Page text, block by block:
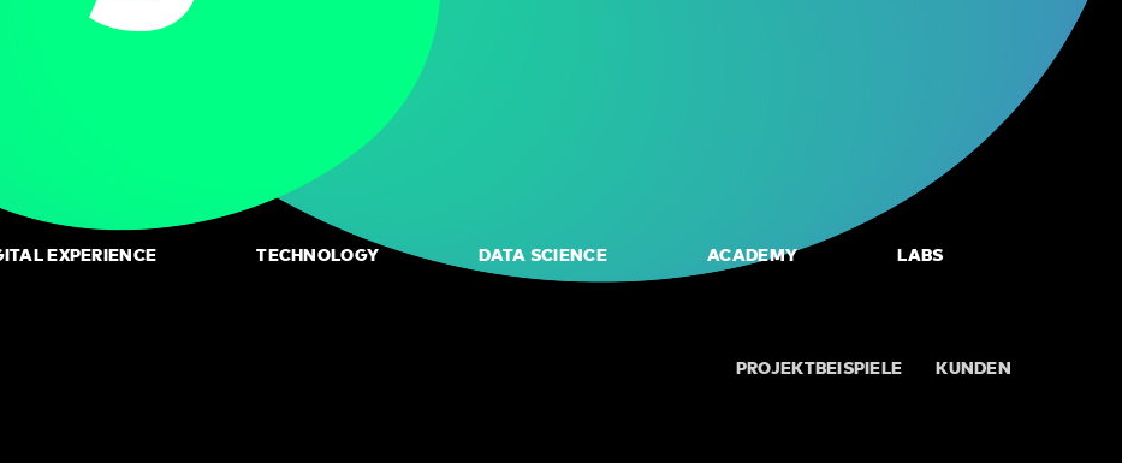
EXPERIENCE TECHNOLOGY DATA SCIENCE ACADEMY LABS
PROJEKTBEISPIELE KUNDEN